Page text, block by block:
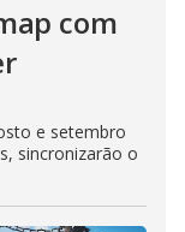
com
e setembro
sincronizarão o